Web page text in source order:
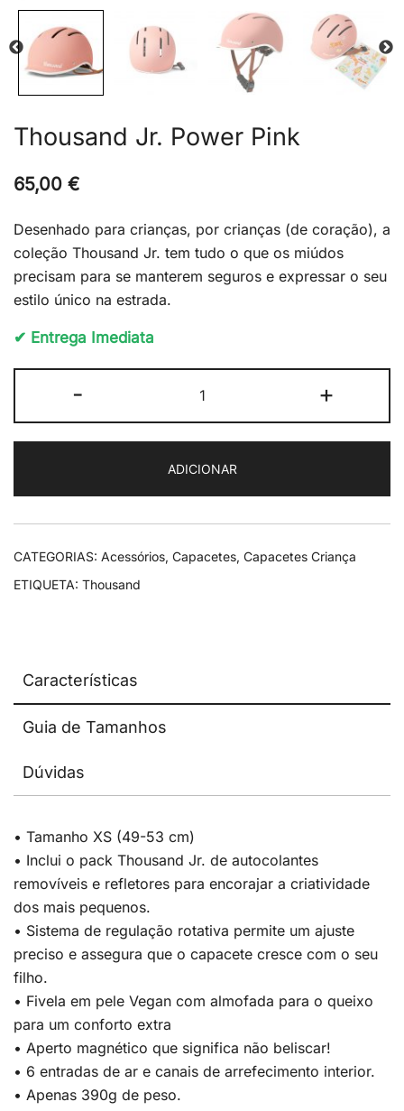
Thousand Jr. Power Pink
65,00 €
Desenhado para crianças, por crianças (de coração), a
coleção Thousand Jr. tem tudo o que os miúdos
precisam para se manterem seguros e expressar o seu
estilo único na estrada.
✔ Entrega Imediata
-
de
Thousand
Power
Pink
+
ADICIONAR
CATEGORIAS: Acessórios, Capacetes, Capacetes Criança
ETIQUETA: Thousand
Características
Guia de Tamanhos
Dúvidas
• Tamanho XS (49-53 cm)
• Inclui o pack Thousand Jr. de autocolantes
removíveis e refletores para encorajar a criatividade
dos mais pequenos.
• Sistema de regulação rotativa permite um ajuste
preciso e assegura que o capacete cresce com o seu
filho.
• Fivela em pele Vegan com almofada para o queixo
para um conforto extra
• Aperto magnético que significa não beliscar!
• 6 entradas de ar e canais de arrefecimento interior.
• Apenas 390g de peso.